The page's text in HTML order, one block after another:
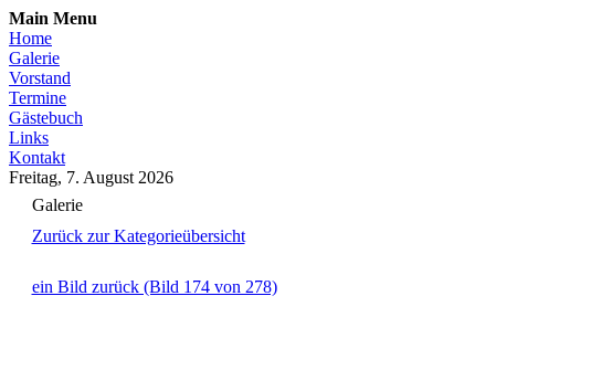
Main Menu
Home
Galerie
Vorstand
Termine
Gästebuch
Links
Kontakt
Freitag, 7. August 2026
Galerie
Zurück zur Kategorieübersicht
ein Bild zurück (Bild 174 von 278)